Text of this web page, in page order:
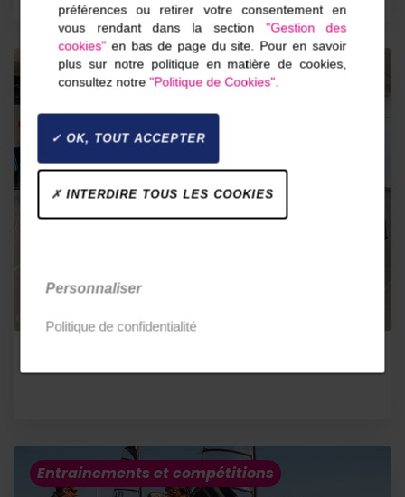
Événements
Entrainements et compétitions
préférences ou retirer votre consentement en
vous rendant dans la section "Gestion des
cookies"en bas de page du site. Pour en savoir
plus sur notre politique en matière de cookies,
consultez notre"Politique de Cookies".
OK, TOUT ACCEPTER
INTERDIRE TOUS LES COOKIES
Personnaliser
Politique de confidentialité